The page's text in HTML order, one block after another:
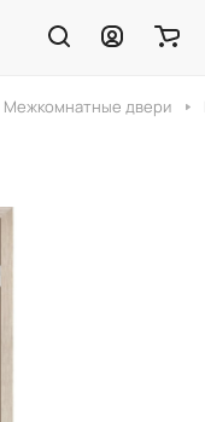
Межкомнатные двери